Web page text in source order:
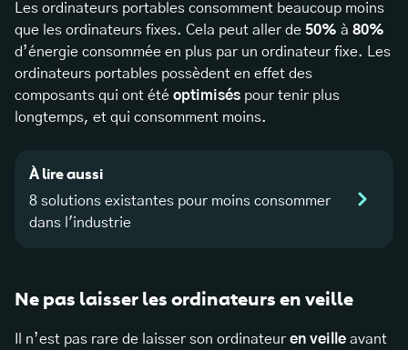
Les ordinateurs portables consomment beaucoup moins
que les ordinateurs fixes. Cela peut aller de 50% à 80%
d’énergie consommée en plus par un ordinateur fixe. Les
ordinateurs portables possèdent en effet des
composants qui ont été optimisés pour tenir plus
longtemps, et qui consomment moins.
À lire aussi
8 solutions existantes pour moins consommer
dans l'industrie
Ne pas laisser les ordinateurs en veille
Il n’est pas rare de laisser son ordinateur en veille avant